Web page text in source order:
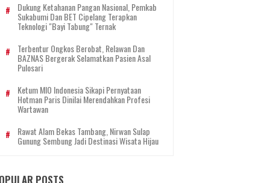
Dukung Ketahanan Pangan Nasional, Pemkab
Sukabumi Dan BET Cipelang Terapkan
Teknologi "Bayi Tabung" Ternak
Terbentur Ongkos Berobat, Relawan Dan
BAZNAS Bergerak Selamatkan Pasien Asal
Pulosari
Ketum MIO Indonesia Sikapi Pernyataan
Hotman Paris Dinilai Merendahkan Profesi
Wartawan
Rawat Alam Bekas Tambang, Nirwan Sulap
Gunung Sembung Jadi Destinasi Wisata Hijau
POSTS